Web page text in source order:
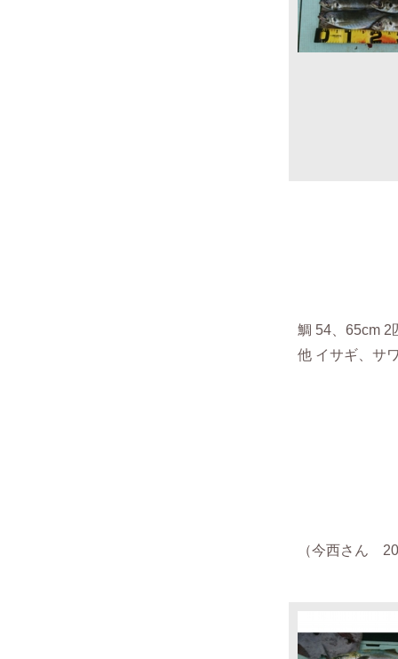
鯛 54、65cm 2
他 イサギ、サ
（今西さん